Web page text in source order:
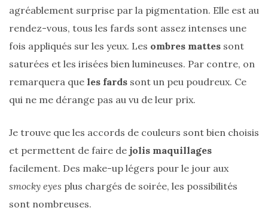
sélection
chic
et
pratique
au
quotidien
09/05/2026
agréablement surprise par la pigmentation. Elle est au
rendez-vous, tous les fards sont assez intenses une
fois appliqués sur les yeux. Les ombres mattes sont
saturées et les irisées bien lumineuses. Par contre, on
remarquera que les fards sont un peu poudreux. Ce
qui ne me dérange pas au vu de leur prix.
Je trouve que les accords de couleurs sont bien choisis
et permettent de faire de jolis maquillages
facilement. Des make-up légers pour le jour aux
smocky eyes plus chargés de soirée, les possibilités
sont nombreuses.